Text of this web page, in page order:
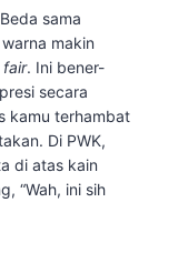
sama
makin
fair. Ini bener-
secara
kamu terhambat
Di PWK,
di atas kain
“Wah, ini sih